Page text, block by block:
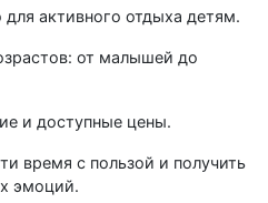
активного отдыха детям.
от малышей до
и доступные цены.
время с пользой и получить
эмоций.